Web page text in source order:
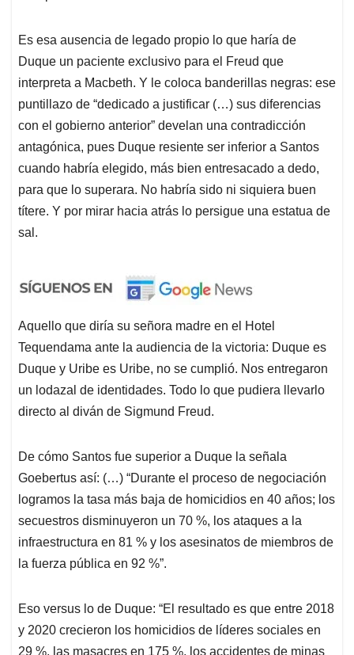
Es esa ausencia de legado propio lo que haría de
Duque un paciente exclusivo para el Freud que
interpreta a Macbeth. Y le coloca banderillas negras: ese
puntillazo de “dedicado a justificar (…) sus diferencias
con el gobierno anterior” develan una contradicción
antagónica, pues Duque resiente ser inferior a Santos
cuando habría elegido, más bien entresacado a dedo,
para que lo superara. No habría sido ni siquiera buen
títere. Y por mirar hacia atrás lo persigue una estatua de
sal.
Aquello que diría su señora madre en el Hotel
Tequendama ante la audiencia de la victoria: Duque es
Duque y Uribe es Uribe, no se cumplió. Nos entregaron
un lodazal de identidades. Todo lo que pudiera llevarlo
directo al diván de Sigmund Freud.
De cómo Santos fue superior a Duque la señala
Goebertus así: (…) “Durante el proceso de negociación
logramos la tasa más baja de homicidios en 40 años; los
secuestros disminuyeron un 70 %, los ataques a la
infraestructura en 81 % y los asesinatos de miembros de
la fuerza pública en 92 %”.
Eso versus lo de Duque: “El resultado es que entre 2018
y 2020 crecieron los homicidios de líderes sociales en
29 %, las masacres en 175 %, los accidentes de minas